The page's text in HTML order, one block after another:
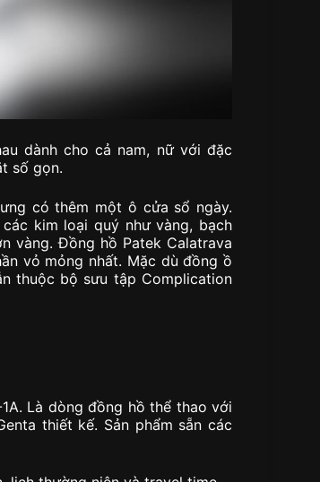
dành cho cả nam, nữ với đặc
số gọn.
có thêm một ô cửa sổ ngày.
kim loại quý như vàng, bạch
vàng. Đồng hồ Patek Calatrava
vỏ mỏng nhất. Mặc dù đồng ồ
thuộc bộ sưu tập Complication
Là dòng đồng hồ thể thao với
thiết kế. Sản phẩm sẵn các